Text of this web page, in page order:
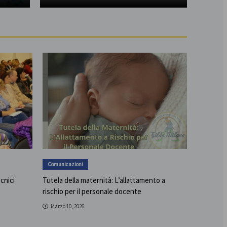
Comunicazioni
Tutela della maternità: L’allattamento a
rischio per il personale docente
Marzo 10, 2026